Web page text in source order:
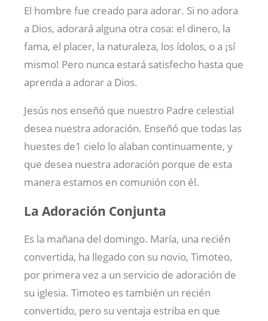
El hombre fue creado para adorar. Si no adora
a Dios, adorará alguna otra cosa: el dinero, la
fama, el placer, la naturaleza, los ídolos, o a ¡sí
mismo! Pero nunca estará satisfecho hasta que
aprenda a adorar a Dios.
Jesús nos enseñó que nuestro Padre celestial
desea nuestra adoración. Enseñó que todas las
huestes de1 cielo lo alaban continuamente, y
que desea nuestra adoración porque de esta
manera estamos en comunión con él.
La Adoración Conjunta
Es la mañana del domingo. María, una recién
convertida, ha llegado con su novio, Timoteo,
por primera vez a un servicio de adoración de
su iglesia. Timoteo es también un recién
convertido, pero su ventaja estriba en que